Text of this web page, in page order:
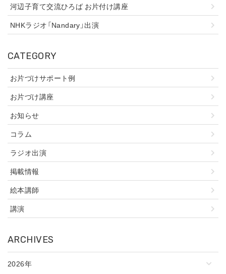
河辺子育て交流ひろば お片付け講座
NHKラジオ「Nandary」出演
CATEGORY
お片づけサポート例
お片づけ講座
お知らせ
コラム
ラジオ出演
掲載情報
絵本講師
講演
ARCHIVES
2026年